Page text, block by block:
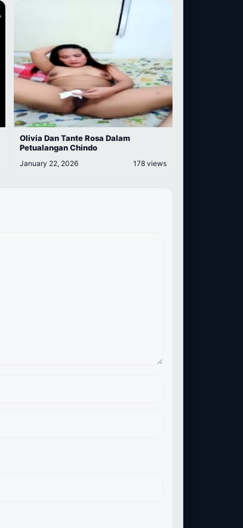
Olivia Dan Tante Rosa Dalam
Petualangan Chindo
January 22, 2026 178 views